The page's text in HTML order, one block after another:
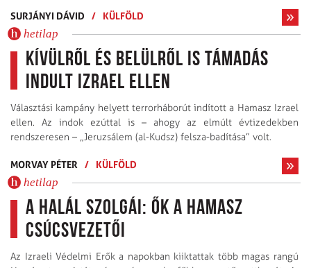
SURJÁNYI DÁVID
/ KÜLFÖLD
hetilap
Kívülről és belülről is támadás
indult Izrael ellen
Választási kampány helyett terrorháborút indított a Hamasz Izrael
ellen. Az indok ezúttal is – ahogy az elmúlt évtizedekben
rendszeresen – „Jeruzsálem (al-Kudsz) felsza-badítása” volt.
MORVAY PÉTER / KÜLFÖLD
hetilap
A halál szolgái: ők a Hamasz
csúcsvezetői
Az Izraeli Védelmi Erők a napokban kiiktattak több magas rangú